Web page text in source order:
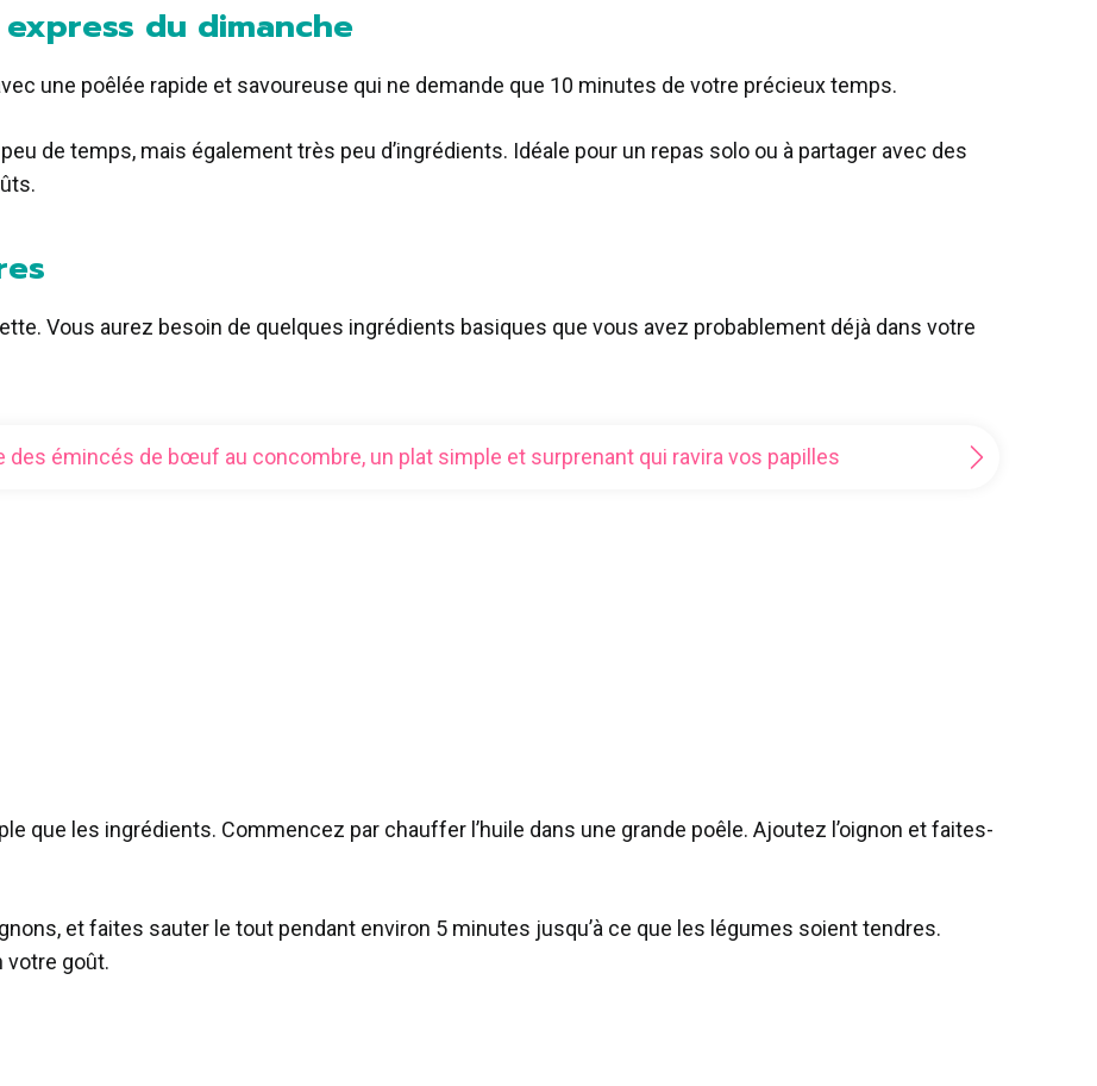
du dimanche
une poêlée rapide et savoureuse qui ne demande que 10 minutes de votre précieux temps.
de temps, mais également très peu d’ingrédients. Idéale pour un repas solo ou à partager avec des
Vous aurez besoin de quelques ingrédients basiques que vous avez probablement déjà dans votre
des émincés de bœuf au concombre, un plat simple et surprenant qui ravira vos papilles
que les ingrédients. Commencez par chauffer l’huile dans une grande poêle. Ajoutez l’oignon et faites-
et faites sauter le tout pendant environ 5 minutes jusqu’à ce que les légumes soient tendres.
votre goût.